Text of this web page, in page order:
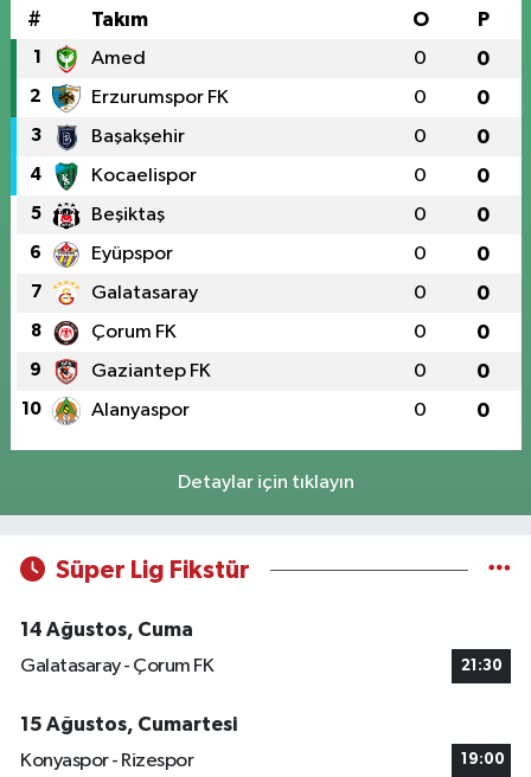
# Takım O P
1 Amed 0 0
2 Erzurumspor FK 0 0
3 Başakşehir 0 0
4 Kocaelispor 0 0
5 Beşiktaş 0 0
6 Eyüpspor 0 0
7 Galatasaray 0 0
8 Çorum FK 0 0
9 Gaziantep FK 0 0
10 Alanyaspor 0 0
Detaylar için tıklayın
Süper Lig Fikstür
14 Ağustos, Cuma
Galatasaray - Çorum FK
21:30
15 Ağustos, Cumartesi
Konyaspor - Rizespor
19:00